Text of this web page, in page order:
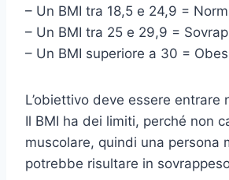
– Un BMI tra 18,5 e 24,9 =
– Un BMI tra 25 e 29,9 =
– Un BMI superiore a 30 =
L’obiettivo deve essere entrare
Il BMI ha dei limiti, perché non
muscolare, quindi una persona
potrebbe risultare in